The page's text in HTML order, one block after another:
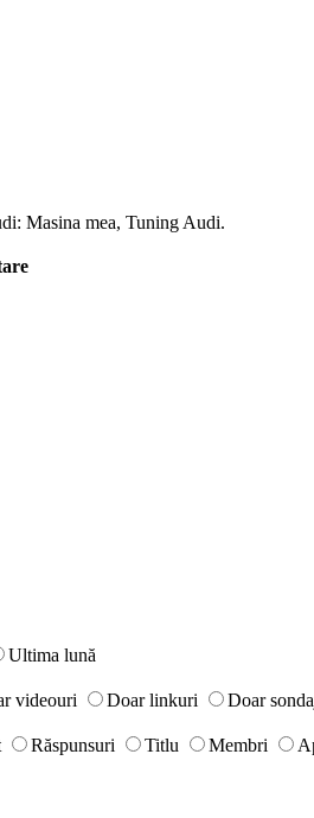
Masina mea, Tuning Audi.
Ultima lună
videouri Doar linkuri Doar
Răspunsuri Titlu Membri